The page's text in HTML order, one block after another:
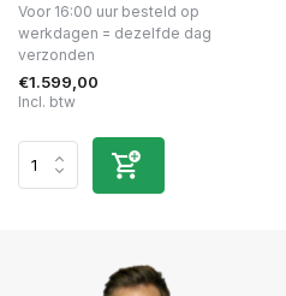
Voor 16:00 uur besteld op
werkdagen = dezelfde dag
verzonden
€1.599,00
Incl. btw